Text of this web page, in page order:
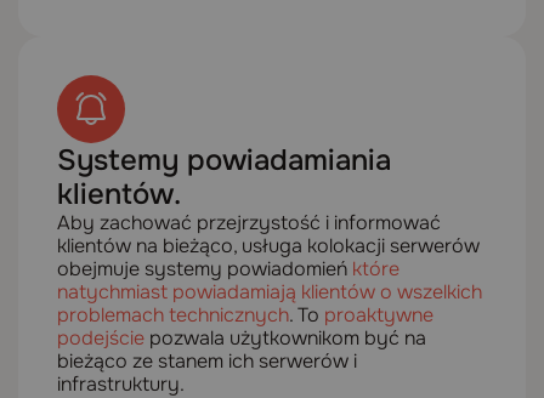
Systemy powiadamiania
klientów.
Aby zachować przejrzystość i informować
klientów na bieżąco, usługa kolokacji serwerów
obejmuje systemy powiadomień które
natychmiast powiadamiają klientów o wszelkich
problemach technicznych. To proaktywne
podejście pozwala użytkownikom być na
bieżąco ze stanem ich serwerów i
infrastruktury.